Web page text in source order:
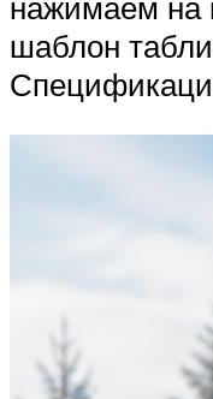
шаблон